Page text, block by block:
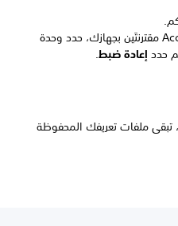
إذا كان لديك وحدتَي تحكم Access مقترنتَين بجهازك، حدد وحدة
حدد إعادة ضبط.
تبقى ملفات تعريفك المحفوظة